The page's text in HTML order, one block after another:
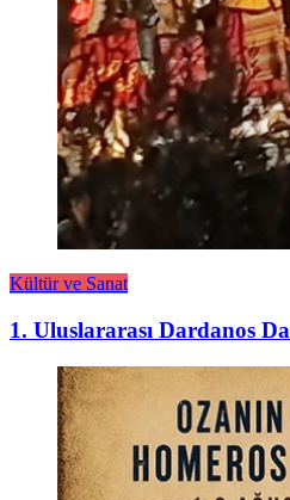
Kültür ve Sanat
1. Uluslararası Dardanos